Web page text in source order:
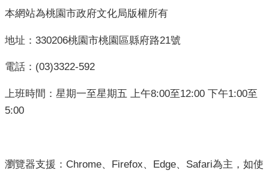
本網站為桃園市政府文化局版權所有
地址：330206桃園市桃園區縣府路21號
電話：(03)3322-592
上班時間：星期一至星期五 上午8:00至12:00 下午1:00至
5:00
瀏覽器支援：Chrome、Firefox、Edge、Safari為主，如使